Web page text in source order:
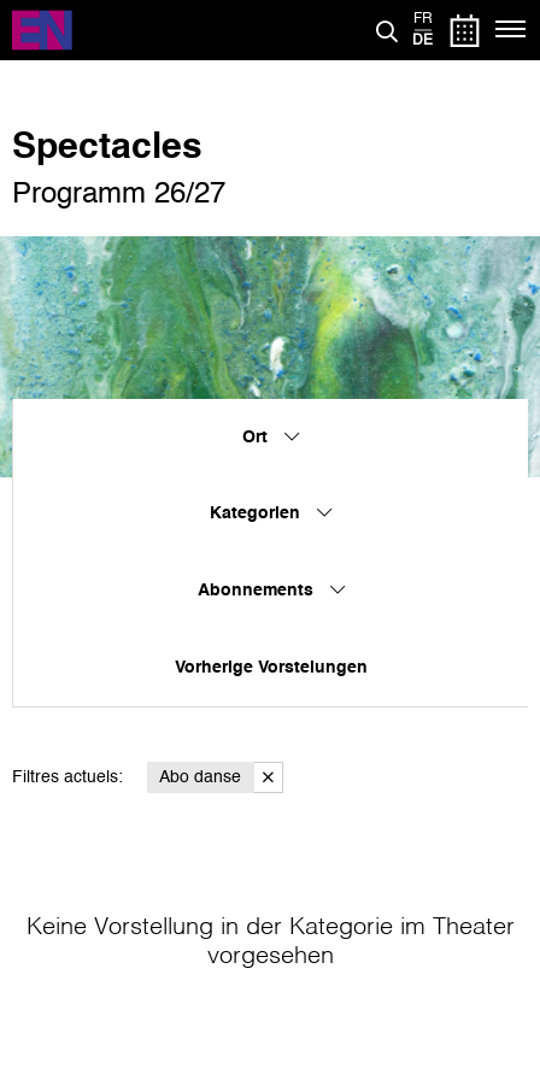
Direkt
zum
Inhalt
FR
DE
Spectacles
Programm 26/27
Ort
Kategorien
Abonnements
Vorherige Vorstelungen
Filtres actuels: Abo danse
Keine Vorstellung in der Kategorie im Theater
vorgesehen